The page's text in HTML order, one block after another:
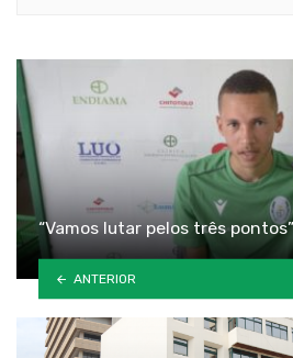
“Vamos lutar pelos três
ANTERIOR